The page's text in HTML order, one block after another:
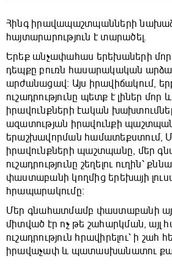
Հինգ իրավապաշտպանների
հայտարարություն է տարածել․
Երեք անչափահաս երեխաների
դեպքը բուռն հասարակական
արժանացավ։ Այս իրավիճակում,
ուշադրությունը պետք է լիներ մոր
իրավունքների էական
ազատության իրավունքի
երաշխավորման համատեքստում,
իրավունքների պաշտպանը, մեր
ուշադրությունը շեղելու ուղին՝
փաստաբանի կողմից երեխայի
հրապարակումը։
Մեր գնահատմամբ փաստաբանի
միտված էր ոչ թե շահարկման, այլ
ուշադրություն հրավիրելու՝ ի շահ
իրավաչափ և պատասխանատու